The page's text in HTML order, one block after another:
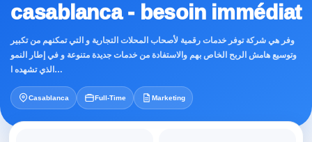
casablanca - besoin immédiat
وفر هي شركة توفر خدمات رقمية لأصحاب المحلات التجارية و التي تمكنهم من تكبير
وتوسيع هامش الربح الخاص بهم والاستفادة من خدمات جديدة متنوعة و في إطار النمو
الذي تشهده ا…
Casablanca Full-Time Marketing